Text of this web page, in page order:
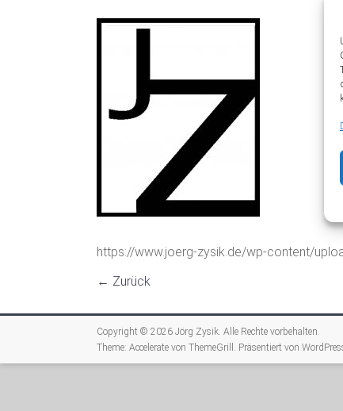
https://www.joerg-zysik.de/wp-content/
← Zurück
Copyright © 2026 Jörg Zysik. Alle Rechte vorbehalten.
Theme: Accelerate von ThemeGrill. Präsentiert von